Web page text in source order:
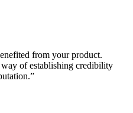
from your product.
of establishing credibility